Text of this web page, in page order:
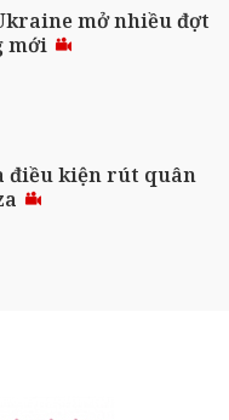
mở nhiều đợt
mới
điều kiện rút quân